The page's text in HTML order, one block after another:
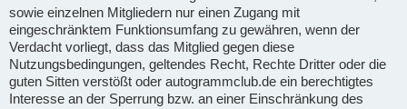
sowie einzelnen Mitgliedern nur einen Zugang mit
eingeschränktem Funktionsumfang zu gewähren, wenn der
Verdacht vorliegt, dass das Mitglied gegen diese
Nutzungsbedingungen, geltendes Recht, Rechte Dritter oder die
guten Sitten verstößt oder autogrammclub.de ein berechtigtes
Interesse an der Sperrung bzw. an einer Einschränkung des